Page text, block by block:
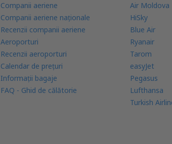
Companii aeriene
Companii aeriene naţionale
Recenzii companii aeriene
Aeroporturi
Recenzii aeroporturi
Calendar de prețuri
Informații bagaje
FAQ - Ghid de călătorie
Air Moldova
HiSky
Blue Air
Ryanair
Tarom
easyJet
Pegasus
Lufthansa
Turkish